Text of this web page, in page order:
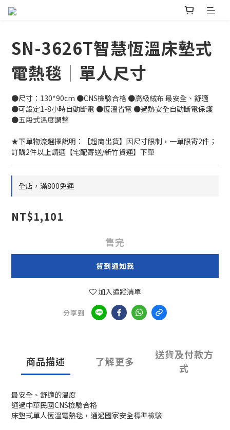
SN-3626T智慧恆溫床墊式
電熱毯｜單人尺寸
●尺寸：130*90cm ●CNS檢驗合格 ●高級絨布 最安全、舒適
●可設定1-8小時自動斷電 ●恆溫省電 ●過熱安全自動斷電保護
●五段式溫度調整
★下單物流選擇說明：【超商出貨】因尺寸限制，一單限寄2件；
訂購2件以上請選【宅配寄送/新竹貨運】下單
全店，滿800免運
NT$1,101
售完
貨到通知我
加入追蹤清單
分享到
商品描述 了解更多
送貨及付款方
式
最安全、舒適的溫度
通過中華民國CNS檢驗合格
床墊式單人恆溫電熱毯，通過國家安全標準檢驗